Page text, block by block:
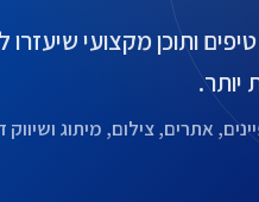
ותוכן מקצועי
יותר.
אתרים, צילום, מיתוג ושיווק